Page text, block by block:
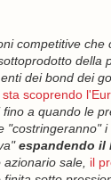
competitive
della
dei bond dei
sta scoprendo
a quando le
"costringeranno"
espandendo il
sale, il